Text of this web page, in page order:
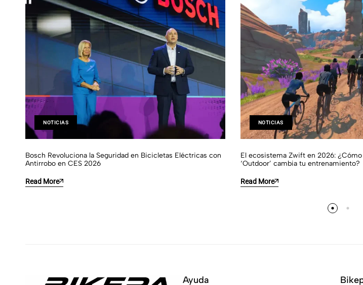
NOTICIAS
Bosch Revoluciona la Seguridad en Bicicletas Eléctricas con
Antirrobo en CES 2026
Read More
NOTICIAS
El ecosistema Zwift en 2026:
‘Outdoor’ cambia tu entrenamiento?
Read More
Ayuda